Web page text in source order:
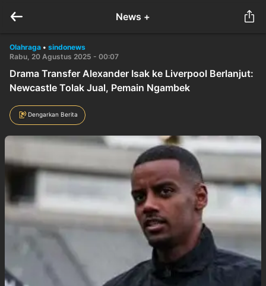
News +
Olahraga • sindonews
Rabu, 20 Agustus 2025 - 00:07
Drama Transfer Alexander Isak ke Liverpool Berlanjut:
Newcastle Tolak Jual, Pemain Ngambek
Dengarkan Berita